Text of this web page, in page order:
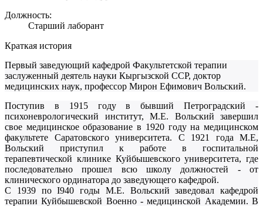
Должность:
Старший лаборант
Краткая история
Первый заведующий кафедрой Факультетской терапии
заслуженный деятель науки Кыргызской ССР, доктор
медицинских наук, профессор Мирон Ефимович Вольский.
Поступив в 1915 году в бывший Петроградский -
психоневрологический институт, М.Е. Вольский завершил
свое медицинское образование в 1920 году на медицинском
факультете Саратовского университета. С 1921 года М.Е,
Вольский приступил к работе в госпитальной
терапевтической клинике Куйбышевского университета, где
последовательно прошел всю школу должностей - от
клинического ординатора до заведующего кафедрой.
С 1939 по I940 годы М.Е. Вольский заведовал кафедрой
терапии Куйбышевской Военно - медицинской Академии. В